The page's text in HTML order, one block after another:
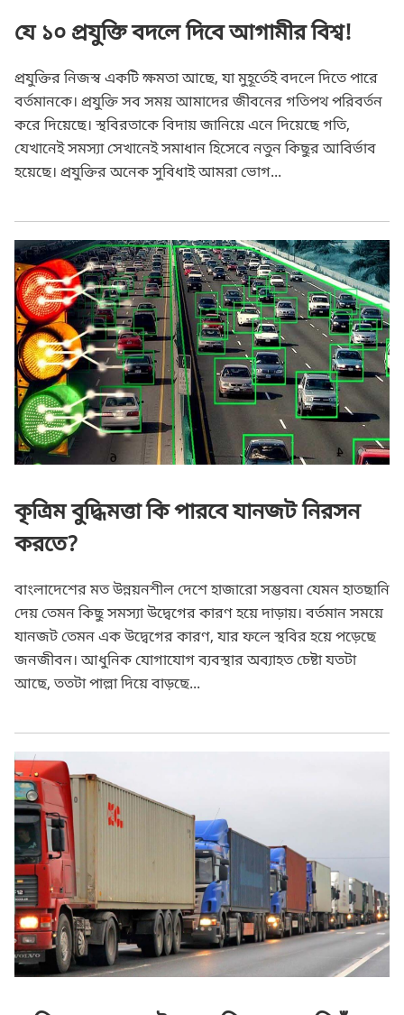
যে ১০ প্রযুক্তি বদলে দিবে আগামীর বিশ্ব!
প্রযুক্তির নিজস্ব একটি ক্ষমতা আছে, যা মুহূর্তেই বদলে দিতে পারে
বর্তমানকে। প্রযুক্তি সব সময় আমাদের জীবনের গতিপথ পরিবর্তন
করে দিয়েছে। স্থবিরতাকে বিদায় জানিয়ে এনে দিয়েছে গতি,
যেখানেই সমস্যা সেখানেই সমাধান হিসেবে নতুন কিছুর আবির্ভাব
হয়েছে। প্রযুক্তির অনেক সুবিধাই আমরা ভোগ...
কৃত্রিম বুদ্ধিমত্তা কি পারবে যানজট নিরসন
করতে?
বাংলাদেশের মত উন্নয়নশীল দেশে হাজারো সম্ভবনা যেমন হাতছানি
দেয় তেমন কিছু সমস্যা উদ্বেগের কারণ হয়ে দাড়ায়। বর্তমান সময়ে
যানজট তেমন এক উদ্বেগের কারণ, যার ফলে স্থবির হয়ে পড়েছে
জনজীবন। আধুনিক যোগাযোগ ব্যবস্থার অব্যাহত চেষ্টা যতটা
আছে, ততটা পাল্লা দিয়ে বাড়ছে...